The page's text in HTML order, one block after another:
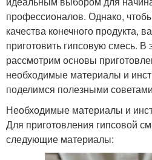
профессионалов. Однако,
качества конечного продукта,
приготовить гипсовую смесь. В
рассмотрим основы
необходимые материалы и
поделимся полезными
Необходимые материалы и
Для приготовления гипсовой
следующие материалы: